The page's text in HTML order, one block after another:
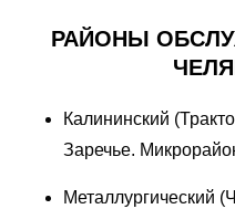
РАЙОНЫ
Калининский
Заречье.
Металлургический